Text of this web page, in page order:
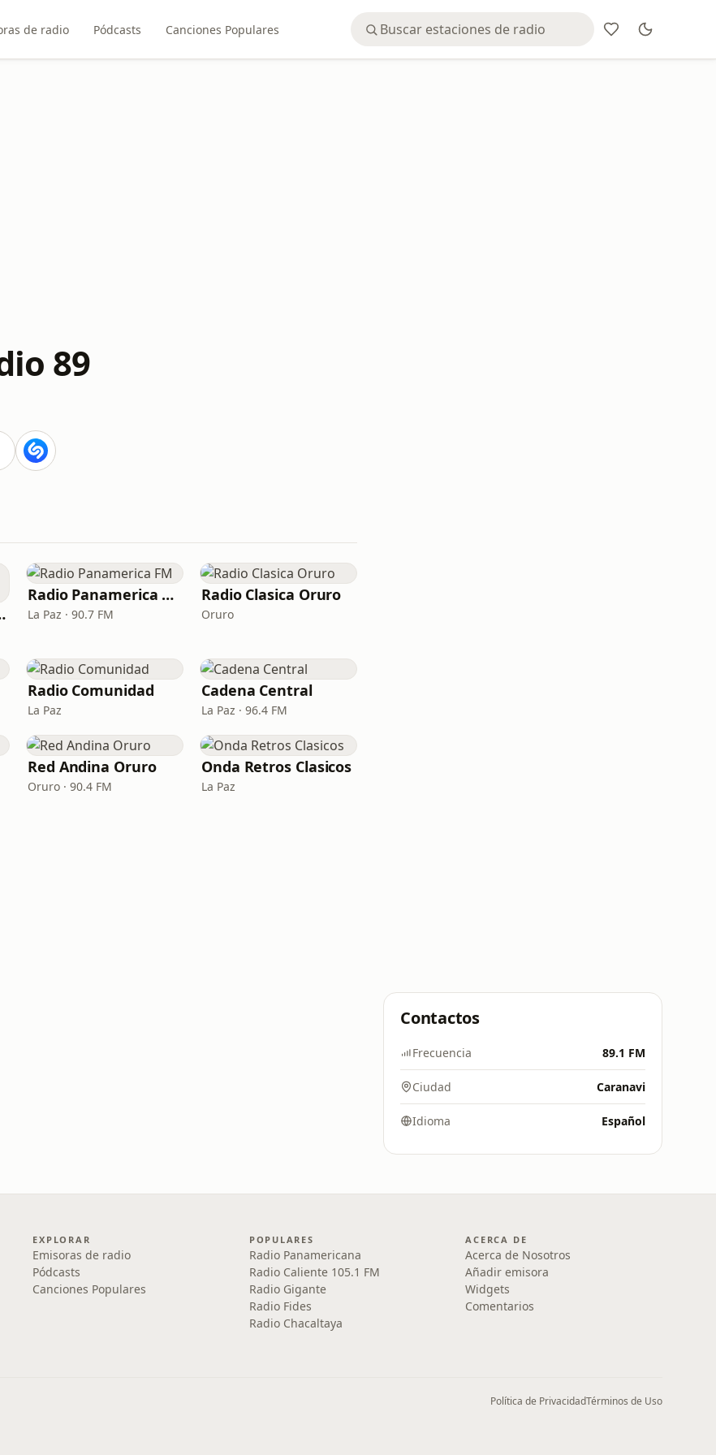
de radio Pódcasts Canciones Populares
89
Coral
Radio Panamerica FM
La Paz · 90.7 FM
Radio Clasica Oruro
Oruro
Radio Comunidad
La Paz
Cadena Central
La Paz · 96.4 FM
Red Andina Oruro
Oruro · 90.4 FM
Onda Retros Clasicos
La Paz
Contactos
Frecuencia 89.1 FM
Ciudad Caranavi
Idioma Español
EXPLORAR
Emisoras de radio
Pódcasts
Canciones Populares
POPULARES
Radio Panamericana
Radio Caliente 105.1 FM
Radio Gigante
Radio Fides
Radio Chacaltaya
ACERCA DE
Acerca de Nosotros
Añadir emisora
Widgets
Comentarios
Política de PrivacidadTérminos de Uso